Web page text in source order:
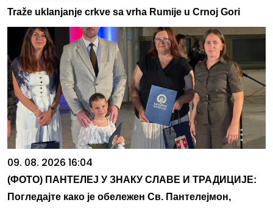
Traže uklanjanje crkve sa vrha Rumije u Crnoj Gori
09. 08. 2026 16:04
(ФОТО) ПАНТЕЛЕЈ У ЗНАКУ СЛАВЕ И ТРАДИЦИЈЕ:
Погледајте како је обележен Св. Пантелејмон,